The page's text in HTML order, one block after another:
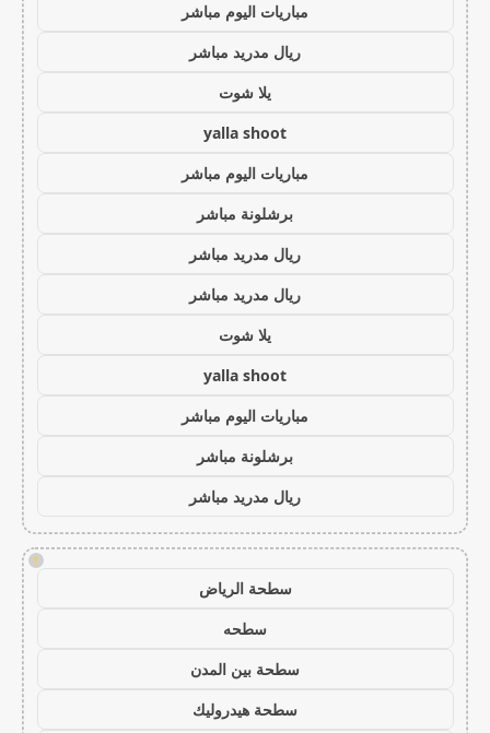
مباريات اليوم مباشر
ريال مدريد مباشر
يلا شوت
yalla shoot
مباريات اليوم مباشر
برشلونة مباشر
ريال مدريد مباشر
ريال مدريد مباشر
يلا شوت
yalla shoot
مباريات اليوم مباشر
برشلونة مباشر
ريال مدريد مباشر
!
سطحة الرياض
سطحه
سطحة بين المدن
سطحة هيدروليك